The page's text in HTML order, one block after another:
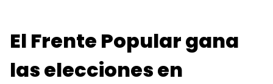
El Frente Popular gana
las elecciones en